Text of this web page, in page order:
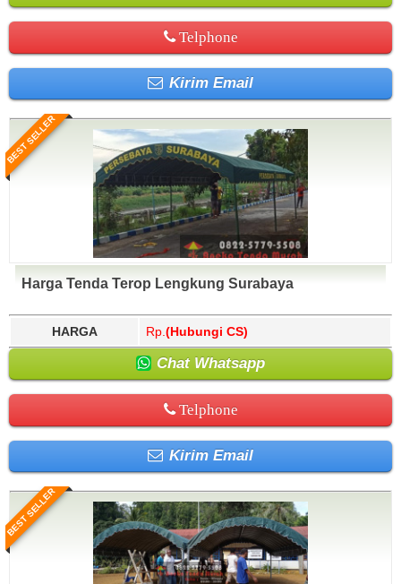
Telphone
Kirim Email
BEST SELLER
Harga Tenda Terop Lengkung Surabaya
HARGA Rp. (Hubungi CS)
Chat Whatsapp
Telphone
Kirim Email
BEST SELLER